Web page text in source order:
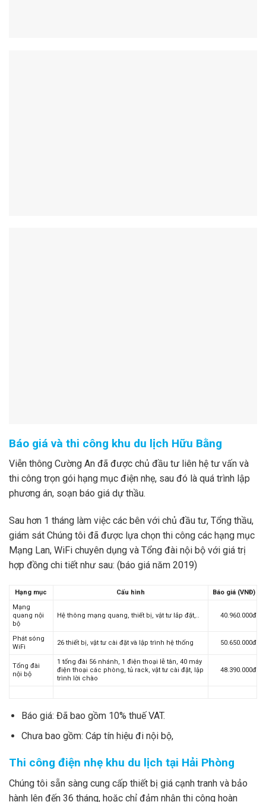
Báo giá và thi công khu du lịch Hữu Bằng
Viễn thông Cường An đã được chủ đầu tư liên hệ tư vấn và
thi công trọn gói hạng mục điện nhẹ, sau đó là quá trình lập
phương án, soạn báo giá dự thầu.
Sau hơn 1 tháng làm việc các bên với chủ đầu tư, Tổng thầu,
giám sát Chúng tôi đã được lựa chọn thi công các hạng mục
Mạng Lan, WiFi chuyên dụng và Tổng đài nội bộ với giá trị
hợp đồng chi tiết như sau: (báo giá năm 2019)
Hạng mục Cấu hình
Báo giá (VNĐ)
Mạng
quang nội
bộ
Hệ thông mạng quang, thiết bị, vật tư lắp đặt,.. 40.960.000đ
Phát sóng
WiFi
26 thiết bị, vật tư cài đặt và lập trình hệ thống 50.650.000đ
Tổng đài
nội bộ
1 tổng đài 56 nhánh, 1 điện thoại lễ tân, 40 máy
điện thoại các phòng, tủ rack, vật tư cài đặt, lập
trình lời chào
48.390.000đ
Báo giá: Đã bao gồm 10% thuế VAT.
Chưa bao gồm: Cáp tín hiệu đi nội bộ,
Thi công điện nhẹ khu du lịch tại Hải Phòng
Chúng tôi sẵn sàng cung cấp thiết bị giá cạnh tranh và bảo
hành lên đến 36 tháng, hoặc chỉ đảm nhận thi công hoàn